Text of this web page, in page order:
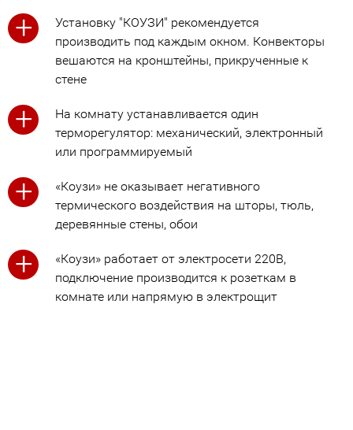
+
Установку "КОУЗИ" рекомендуется
производить под каждым окном. Конвекторы
вешаются на кронштейны, прикрученные к
стене
+
На комнату устанавливается один
терморегулятор: механический, электронный
или программируемый
+
«Коузи» не оказывает негативного
термического воздействия на шторы, тюль,
деревянные стены, обои
+
«Коузи» работает от электросети 220В,
подключение производится к розеткам в
комнате или напрямую в электрощит